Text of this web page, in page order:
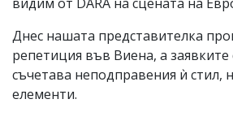
тях!
Ако
откриете
обиден
за
вас
Днес нашата представителка
репетиция във Виена, а заявките
съчетава неподправения ѝ стил,
елементи.